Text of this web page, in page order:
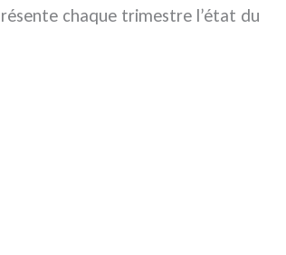
chaque trimestre l’état du